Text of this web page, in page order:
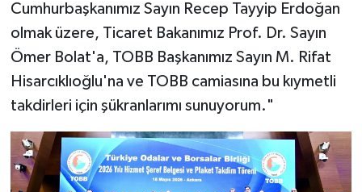
Cumhurbaşkanımız Sayın Recep Tayyip Erdoğan
olmak üzere, Ticaret Bakanımız Prof. Dr. Sayın
Ömer Bolat'a, TOBB Başkanımız Sayın M. Rifat
Hisarcıklıoğlu'na ve TOBB camiasına bu kıymetli
takdirleri için şükranlarımı sunuyorum."